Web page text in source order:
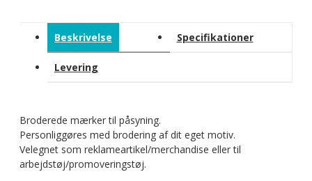
Beskrivelse Specifikationer
Levering
Broderede mærker til påsyning.
Personliggøres med brodering af dit eget motiv.
Velegnet som reklameartikel/merchandise eller til
arbejdstøj/promoveringstøj.